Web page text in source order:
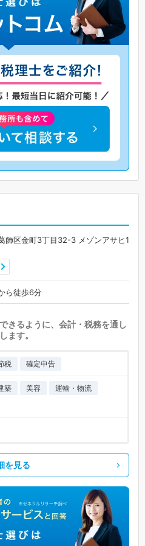
飾区金町3丁目32-3 メゾンアサヒ1
ら徒歩6分
きるように、会計・税務を通し
ます。
税 確定申告
築 美容
運輸・物流
を見る